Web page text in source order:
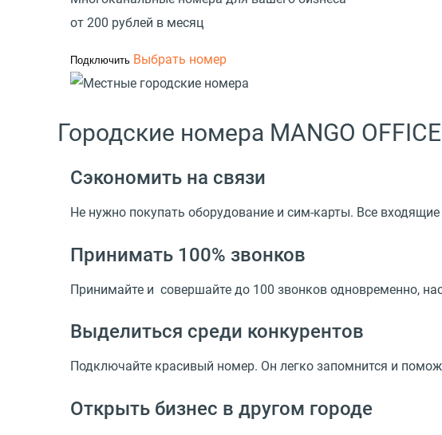
от 200 рублей в месяц
Подключить Выбрать номер
Городские номера MANGO
Сэкономить на связи
Не нужно покупать оборудование и сим-карты. Все
Принимать 100% звонков
Принимайте и совершайте до 100 звонков одновременно,
Выделиться среди конкурентов
Подключайте красивый номер. Он легко запомнится и
Открыть бизнес в другом городе